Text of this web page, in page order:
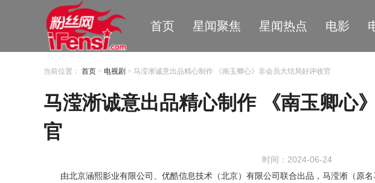
首页 星闻聚焦 星闻热点 电影
当前位置： 首页 > 电视剧 > 马滢淅诚意出品精心制作 《南玉卿心》非会员大结局好评收官
马滢淅诚意出品精心制作 《南玉卿心
官
时间：2024-06-24
由北京涵熙影业有限公司、优酷信息技术（北京）有限公司联合出品，马滢淅（原